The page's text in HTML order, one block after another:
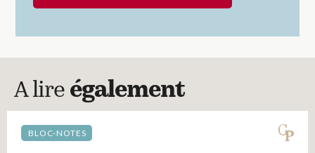
A lire également
BLOC-NOTES